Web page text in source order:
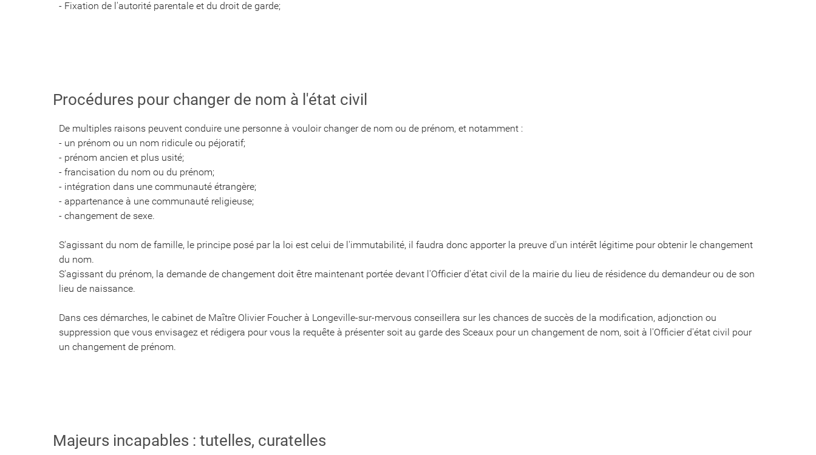
- Fixation de l'autorité parentale et du droit de garde;
Procédures pour changer de nom à l'état civil
De multiples raisons peuvent conduire une personne à vouloir changer de nom ou de prénom, et notamment :
- un prénom ou un nom ridicule ou péjoratif;
- prénom ancien et plus usité;
- francisation du nom ou du prénom;
- intégration dans une communauté étrangère;
- appartenance à une communauté religieuse;
- changement de sexe.
S'agissant du nom de famille, le principe posé par la loi est celui de l'immutabilité, il faudra donc apporter la preuve d'un intérêt légitime pour obtenir le changement
du nom.
S'agissant du prénom, la demande de changement doit être maintenant portée devant l'Officier d'état civil de la mairie du lieu de résidence du demandeur ou de son
lieu de naissance.
Dans ces démarches, le cabinet de Maître Olivier Foucher à Longeville-sur-mervous conseillera sur les chances de succès de la modification, adjonction ou
suppression que vous envisagez et rédigera pour vous la requête à présenter soit au garde des Sceaux pour un changement de nom, soit à l'Officier d'état civil pour
un changement de prénom.
Majeurs incapables : tutelles, curatelles